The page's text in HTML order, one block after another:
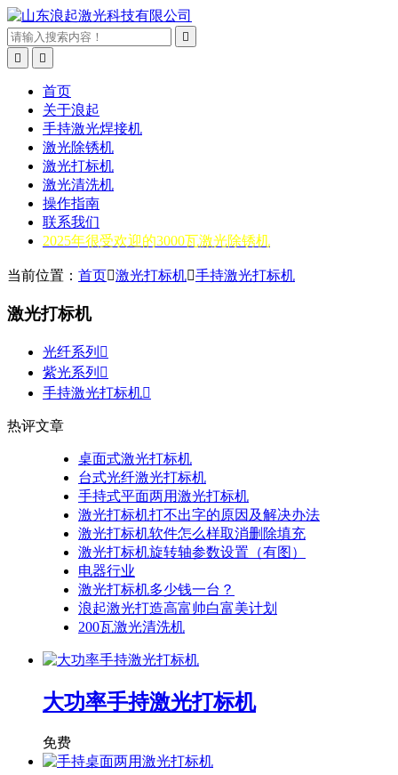



首页
关于浪起
手持激光焊接机
激光除锈机
激光打标机
激光清洗机
操作指南
联系我们
2025年很受欢迎的3000瓦激光除锈机
当前位置： 首页激光打标机手持激光打标机
激光打标机
光纤系列 
紫光系列 
手持激光打标机
热评文章
桌面式激光打标机
台式光纤激光打标机
手持式平面两用激光打标机
激光打标机打不出字的原因及解决办法
激光打标机软件怎么样取消删除填充
激光打标机旋转轴参数设置（有图）
电器行业
激光打标机多少钱一台？
浪起激光打造高富帅白富美计划
200瓦激光清洗机
大功率手持激光打标机
免费